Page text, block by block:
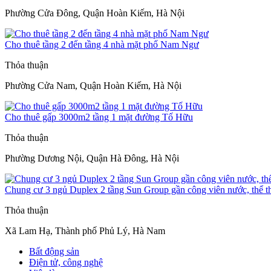
Phường Cửa Đông, Quận Hoàn Kiếm, Hà Nội
Cho thuê tầng 2 đến tầng 4 nhà mặt phố Nam Ngư
Thỏa thuận
Phường Cửa Nam, Quận Hoàn Kiếm, Hà Nội
Cho thuê gấp 3000m2 tầng 1 mặt đường Tố Hữu
Thỏa thuận
Phường Dương Nội, Quận Hà Đông, Hà Nội
Chung cư 3 ngủ Duplex 2 tầng Sun Group gần công viên nước, thể
Thỏa thuận
Xã Lam Hạ, Thành phố Phủ Lý, Hà Nam
Bất động sản
Điện tử, công nghệ